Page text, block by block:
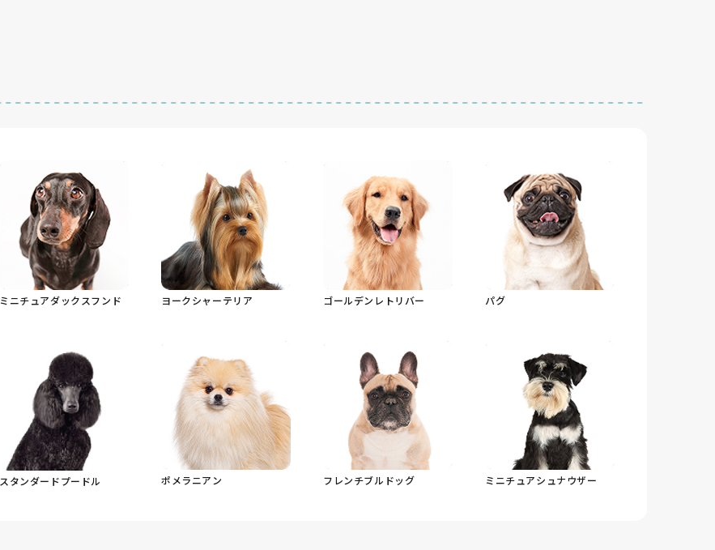
ミニチュアダックスフンド ヨークシャーテリア ゴールデンレトリバー パグ
スタンダードプードル ポメラニアン フレンチブルドッグ ミニチュアシュナウザー